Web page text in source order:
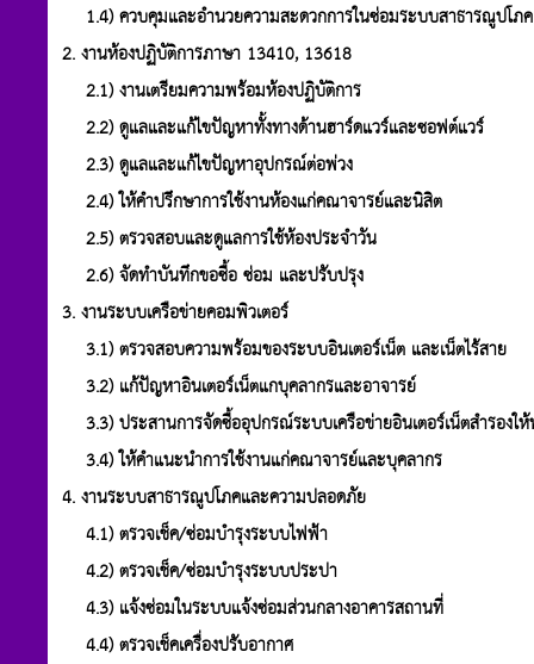
1.4) ควบคุมและอำนวยความสะดวกการในซ่อมระบบสาธารณูปโภ
2. งานห้องปฏิบัติการภาษา 13410, 13618
2.1) งานเตรียมความพร้อมห้องปฏิบัติการ
2.2) ดูแลและแก้ไขปัญหาทั้งทางด้านฮาร์ดแวร์และซอฟต์แวร์
2.3) ดูแลและแก้ไขปัญหาอุปกรณ์ต่อพ่วง
2.4) ให้คำปรึกษาการใช้งานห้องแก่คณาจารย์และนิสิต
2.5) ตรวจสอบและดูแลการใช้ห้องประจำวัน
2.6) จัดทำบันทึกขอซื้อ ซ่อม และปรับปรุง
3. งานระบบเครือข่ายคอมพิวเตอร์
3.1) ตรวจสอบความพร้อมของระบบอินเตอร์เน็ต และเน็ตไร้สาย
3.2) แก้ปัญหาอินเตอร์เน็ตแกบุคลากรและอาจารย์
3.3) ประสานการจัดซื้ออุปกรณ์ระบบเครือข่ายอินเตอร์เน็ตสำรองให้
3.4) ให้คำแนะนำการใช้งานแก่คณาจารย์และบุคลากร
4. งานระบบสาธารณูปโภคและความปลอดภัย
4.1) ตรวจเช็ค/ซ่อมบำรุงระบบไฟฟ้า
4.2) ตรวจเช็ค/ซ่อมบำรุงระบบประปา
4.3) แจ้งซ่อมในระบบแจ้งซ่อมส่วนกลางอาคารสถานที่
4.4) ตรวจเช็คเครื่องปรับอากาศ